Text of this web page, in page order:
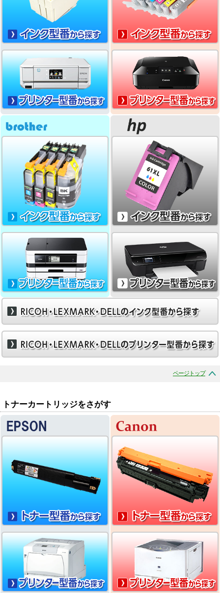
ページトップ
トナーカートリッジをさがす